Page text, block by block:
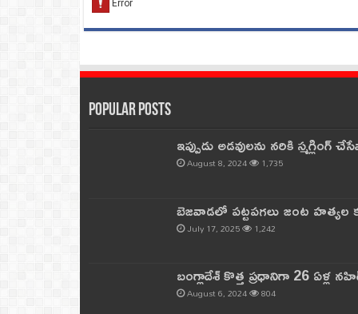
Popular Posts
ఇప్పుడు అడవులను నరికి
August 8, 2024 1,735
బెజవాడలో పట్టపగలు జంట
July 17, 2025 1,242
బంగ్లాదేశ్ కొత్త ప్రధానిగా 26 ఏళ్ల
August 6, 2024 804